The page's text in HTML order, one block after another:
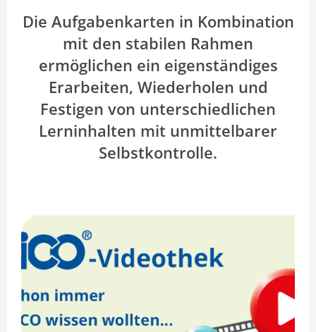
Die Aufgabenkarten in Kombination
mit den stabilen Rahmen
ermöglichen ein eigenständiges
Erarbeiten, Wiederholen und
Festigen von unterschiedlichen
Lerninhalten mit unmittelbarer
Selbstkontrolle.